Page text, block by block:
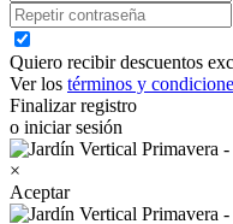
Quiero recibir descuentos
Ver los términos y
Finalizar registro
o iniciar sesión
×
Aceptar